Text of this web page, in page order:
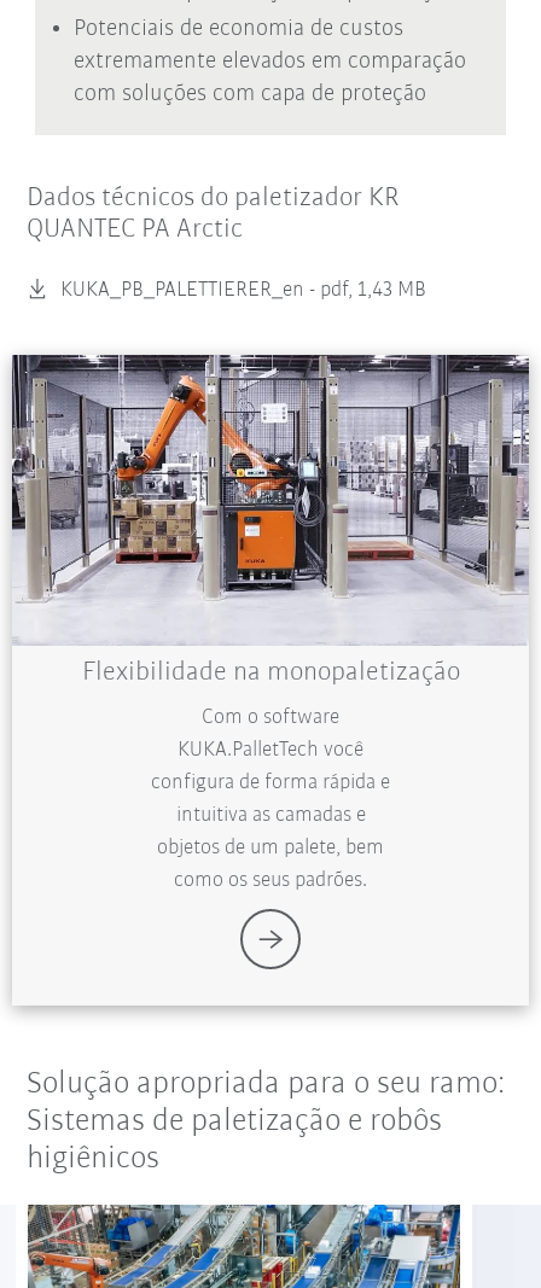
Potenciais de economia de custos
extremamente elevados em comparação
com soluções com capa de proteção
Dados técnicos do paletizador KR
QUANTEC PA Arctic
KUKA_PB_PALETTIERER_en - pdf, 1,43 MB
Flexibilidade na monopaletização
Com o software
KUKA.PalletTech você
configura de forma rápida e
intuitiva as camadas e
objetos de um palete, bem
como os seus padrões.
Solução apropriada para o seu ramo:
Sistemas de paletização e robôs
higiênicos